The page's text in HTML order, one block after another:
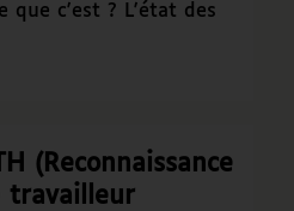
que c'est ? L'état des
(Reconnaissance
travailleur